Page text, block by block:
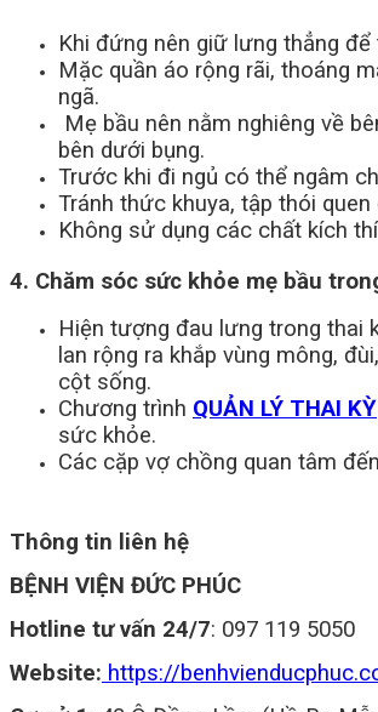
Khi đứng nên giữ lưng thẳng
Mặc quần áo rộng rãi, thoáng
ngã.
Mẹ bầu nên nằm nghiêng về
bên dưới bụng.
Trước khi đi ngủ có thể ngâm
Tránh thức khuya, tập thói
Không sử dụng các chất kích
4. Chăm sóc sức khỏe mẹ bầu
Hiện tượng đau lưng trong thai
lan rộng ra khắp vùng mông,
cột sống.
Chương trình QUẢN LÝ THAI KỲ
sức khỏe.
Các cặp vợ chồng quan tâm
Thông tin liên hệ
BỆNH VIỆN ĐỨC PHÚC
Hotline tư vấn 24/7: 097 119 5050
Website: https://